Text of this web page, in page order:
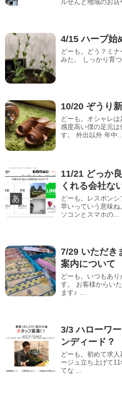
ルせんと地域のお店
4/15 ハーブ始
どーも。どう？ミ
みた。 しっかり育
10/20 ぞうり
どーも。オシャレは
感度高い僕の足元
す。 外出以外 年中...
11/21 どっか
くれる会社な
どーも。レスポン
早いっていう意味
ソコンとスマホの...
7/29 いただき
案内について
どーも。いつもあ
す。 お客様からい
ます♪ ...
3/3 ハローワ
ンディード？
どーも。初めて求
ージュ立ち上げて
てな ...